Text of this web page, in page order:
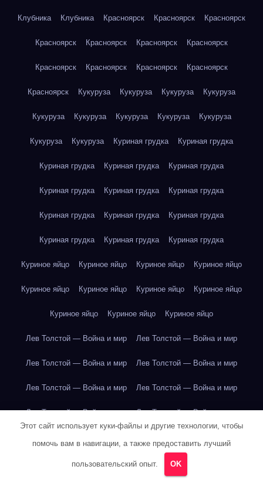
Клубника Клубника Красноярск Красноярск Красноярск
Красноярск Красноярск Красноярск Красноярск
Красноярск Красноярск Красноярск Красноярск
Красноярск Кукуруза Кукуруза Кукуруза Кукуруза
Кукуруза Кукуруза Кукуруза Кукуруза Кукуруза
Кукуруза Кукуруза Куриная грудка Куриная грудка
Куриная грудка Куриная грудка Куриная грудка
Куриная грудка Куриная грудка Куриная грудка
Куриная грудка Куриная грудка Куриная грудка
Куриная грудка Куриная грудка Куриная грудка
Куриное яйцо Куриное яйцо Куриное яйцо Куриное яйцо
Куриное яйцо Куриное яйцо Куриное яйцо Куриное яйцо
Куриное яйцо Куриное яйцо Куриное яйцо
Лев Толстой — Война и мир Лев Толстой — Война и мир
Лев Толстой — Война и мир Лев Толстой — Война и мир
Лев Толстой — Война и мир Лев Толстой — Война и мир
Лев Толстой — Война и мир Лев Толстой — Война и мир
Лев Толстой — Война и мир Лев Толстой — Война и мир
Этот сайт использует куки-файлы и другие технологии, чтобы
помочь вам в навигации, а также предоставить лучший
пользовательский опыт. OK